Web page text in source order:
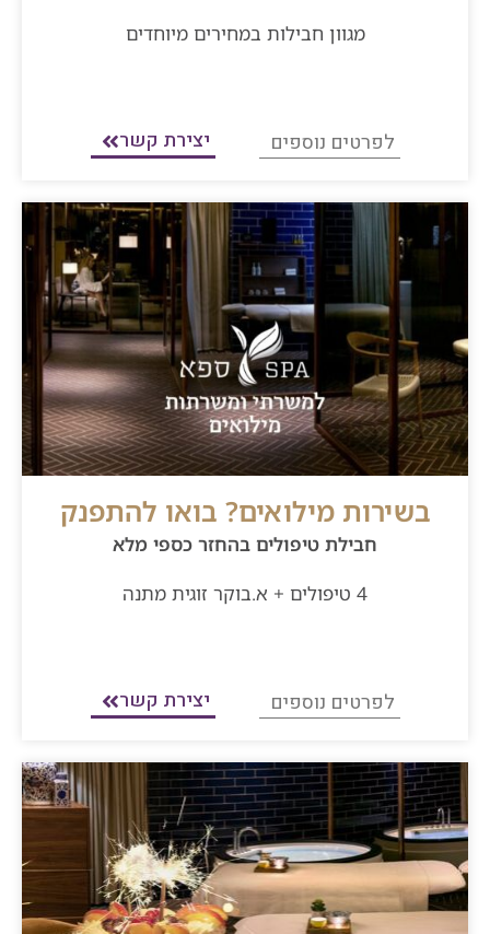
מגוון חבילות במחירים מיוחדים
לפרטים נוספים יצירת קשר
בשירות מילואים? בואו להתפנק
חבילת טיפולים בהחזר כספי מלא
4 טיפולים + א.בוקר זוגית מתנה
לפרטים נוספים יצירת קשר